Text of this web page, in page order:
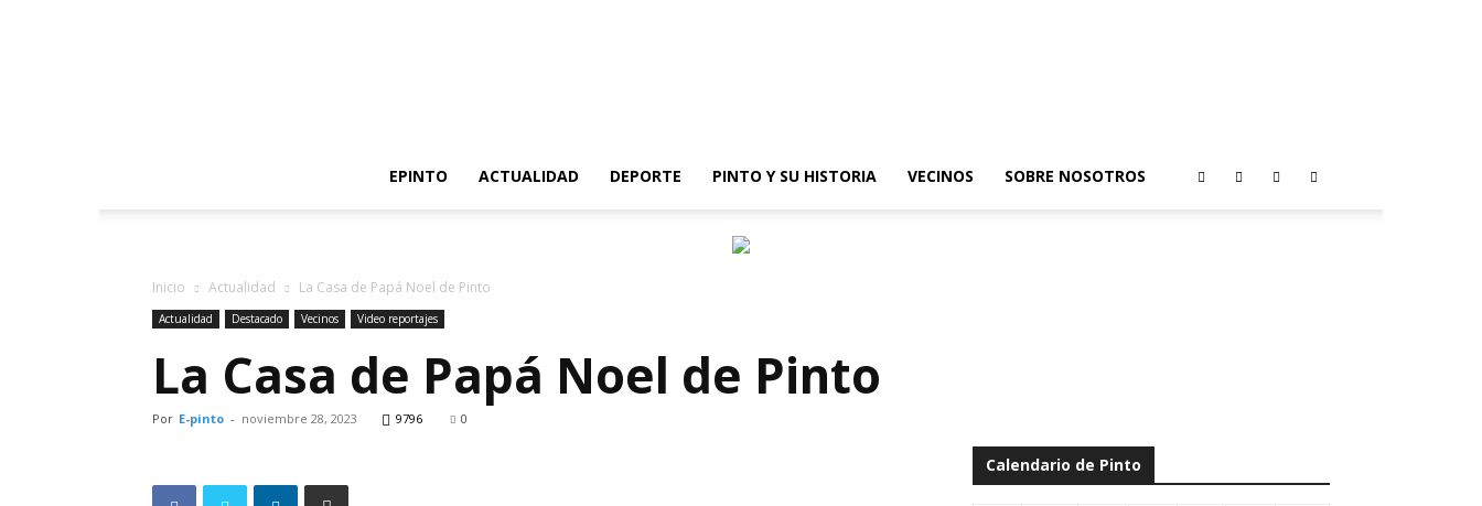
EPINTO
ACTUALIDAD DEPORTE PINTO Y SU HISTORIA VECINOS SOBRE NOSOTROS
Inicio Actualidad La Casa de Papá Noel de Pinto
Actualidad Destacado Vecinos Video reportajes
La Casa de Papá Noel de Pinto
Por E-pinto - noviembre 28, 2023 9796 0
Calendario de Pinto